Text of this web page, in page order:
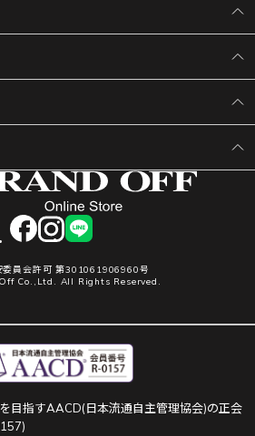
facebookinstagram
LINE
委員会許可 第301061906960号
Co.,Ltd. All Rights Reserved.
目指すAACD(日本流通自主管理協会)の正会